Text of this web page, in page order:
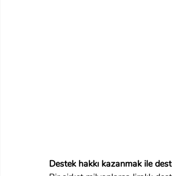
Destek hakkı kazanmak ile